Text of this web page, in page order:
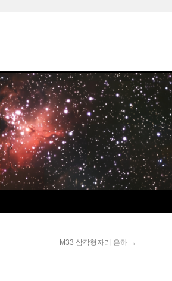
M33 삼각형자리 은하 →